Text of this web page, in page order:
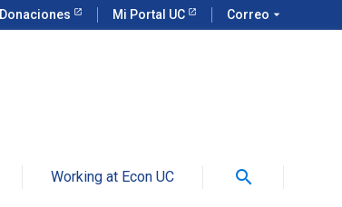
Donaciones Mi Portal UC Correo arrow_drop_down
Working at Econ UC search